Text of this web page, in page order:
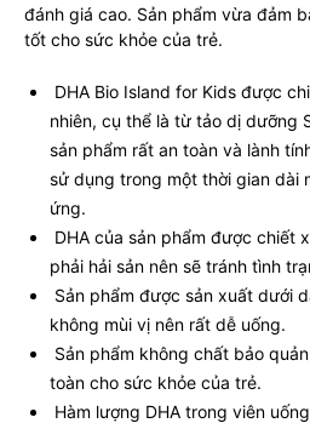
đánh giá cao. Sản phẩm vừa đảm
tốt cho sức khỏe của trẻ.
DHA Bio Island for Kids được
nhiên, cụ thể là từ tảo dị dưỡng
sản phẩm rất an toàn và lành
sử dụng trong một thời gian dài
ứng.
DHA của sản phẩm được chiết
phải hải sản nên sẽ tránh tình
Sản phẩm được sản xuất dưới
không mùi vị nên rất dễ uống.
Sản phẩm không chất bảo
toàn cho sức khỏe của trẻ.
Hàm lượng DHA trong viên